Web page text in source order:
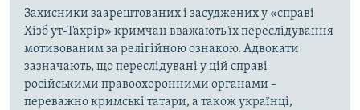
Захисники заарештованих і засуджених у «справі
Хізб ут-Тахрір» кримчан вважають їх переслідування
мотивованим за релігійною ознакою. Адвокати
зазначають, що переслідувані у цій справі
російськими правоохоронними органами –
переважно кримські татари, а також українці,